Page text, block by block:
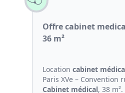
Offre cabinet
36 m²
Location cabinet
Paris XVe – Convention
Cabinet médical, 38